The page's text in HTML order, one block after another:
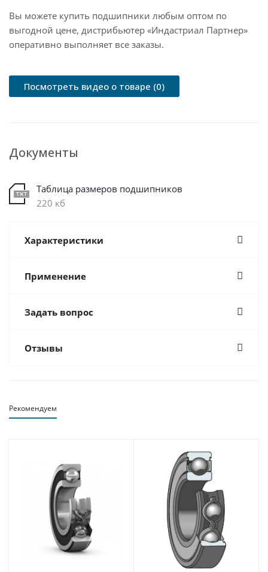
Вы можете купить подшипники любым оптом по
выгодной цене, дистрибьютер «Индастриал Партнер»
оперативно выполняет все заказы.
Посмотреть видео о товаре (0)
Документы
Таблица размеров подшипников
220 кб
Характеристики
Применение
Задать вопрос
Отзывы
Рекомендуем